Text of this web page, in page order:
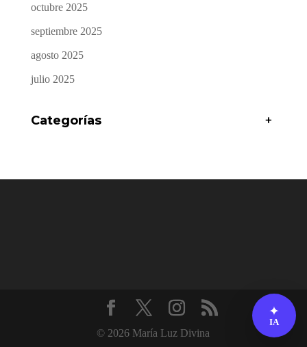
octubre 2025
septiembre 2025
agosto 2025
julio 2025
Categorías +
© 2026 María Luz Divina
✦
IA